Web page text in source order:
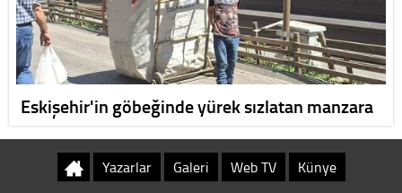
Eskişehir'in göbeğinde yürek sızlatan manzara
Yazarlar Galeri Web TV Künye